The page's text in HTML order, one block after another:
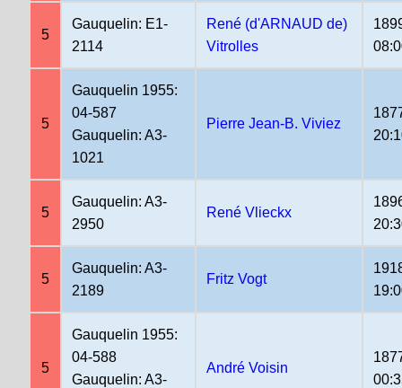
5
Gauquelin: E1-
2114
René (d'ARNAUD de)
Vitrolles
5
Gauquelin 1955:
04-587
Gauquelin: A3-
1021
Pierre Jean-B. Viviez
5
Gauquelin: A3-
2950
René Vlieckx
5
Gauquelin: A3-
2189
Fritz Vogt
5
Gauquelin 1955:
04-588
Gauquelin: A3-
André Voisin